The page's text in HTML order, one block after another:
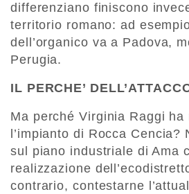
differenziano finiscono
territorio romano: ad
dell’organico va a Padova,
Perugia.
IL PERCHE’
Ma perché Virginia Raggi
l’impianto di Rocca Cencia?
sul piano industriale di Ama
realizzazione
contrario, contestarne